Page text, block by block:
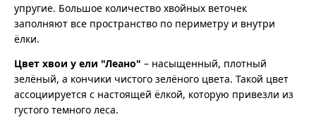
упругие. Большое количество хвойных веточек
заполняют все пространство по периметру и внутри
ёлки.
Цвет хвои у ели "Леано" – насыщенный, плотный
зелёный, а кончики чистого зелёного цвета. Такой цвет
ассоциируется с настоящей ёлкой, которую привезли из
густого темного леса.